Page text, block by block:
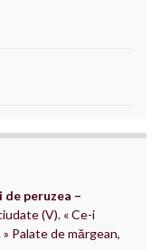
peruzea –
(V). « Ce-i
Palate de mărgean,